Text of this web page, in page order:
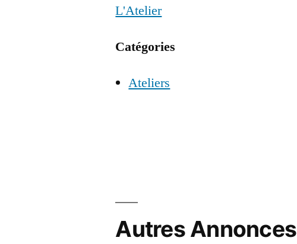
L'Atelier
Catégories
Ateliers
Autres Annonces